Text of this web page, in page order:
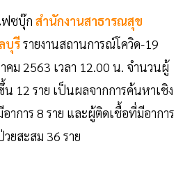
ฟซบุ๊ก สำนักงานสาธารณสุข
บุรีรายงานสถานการณ์โควิด-19
คม 2563 เวลา 12.00 น. จำนวนผู้
12 ราย เป็นผลจากการค้นหาเชิง
าการ 8 ราย และผู้ติดเชื้อที่มีอาการ
ยสะสม 36 ราย